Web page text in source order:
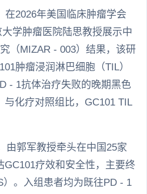
在2026年美国临床肿瘤学会
大学肿瘤医院陆思教授展示中
（MIZAR - 003）结果，该研
肿瘤浸润淋巴细胞（TIL）
- 1抗体治疗失败的晚期黑色
与化疗对照组比，GC101 TIL
由郭军教授牵头在中国25家
疗效和安全性，主要终
）。入组患者均为既往PD - 1